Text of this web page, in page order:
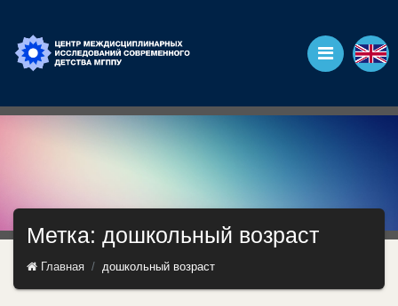
Метка: дошкольный возраст
Главная дошкольный возраст